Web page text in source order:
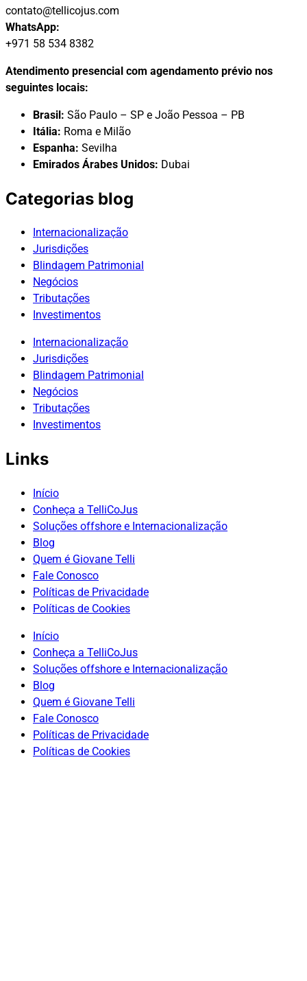
contato@tellicojus.com
WhatsApp:
+971 58 534 8382
Atendimento presencial com agendamento prévio nos
seguintes locais:
Brasil: São Paulo – SP e João Pessoa – PB
Itália: Roma e Milão
Espanha: Sevilha
Emirados Árabes Unidos: Dubai
Categorias blog
Internacionalização
Jurisdições
Blindagem Patrimonial
Negócios
Tributações
Investimentos
Internacionalização
Jurisdições
Blindagem Patrimonial
Negócios
Tributações
Investimentos
Links
Início
Conheça a TelliCoJus
Soluções offshore e Internacionalização
Blog
Quem é Giovane Telli
Fale Conosco
Políticas de Privacidade
Políticas de Cookies
Início
Conheça a TelliCoJus
Soluções offshore e Internacionalização
Blog
Quem é Giovane Telli
Fale Conosco
Políticas de Privacidade
Políticas de Cookies